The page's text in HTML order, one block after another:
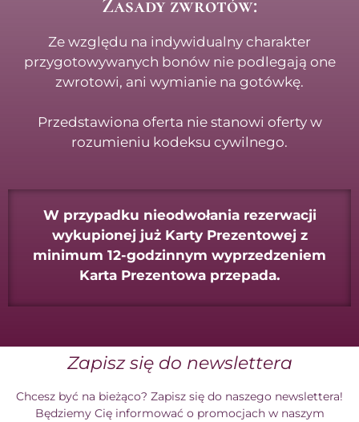
Zasady zwrotów:
Ze względu na indywidualny charakter
przygotowywanych bonów nie podlegają one
zwrotowi, ani wymianie na gotówkę.
Przedstawiona oferta nie stanowi oferty w
rozumieniu kodeksu cywilnego.
W przypadku nieodwołania rezerwacji
wykupionej już Karty Prezentowej z
minimum 12-godzinnym wyprzedzeniem
Karta Prezentowa przepada.
Zapisz się do newslettera
Chcesz być na bieżąco? Zapisz się do naszego newslettera!
Będziemy Cię informować o promocjach w naszym